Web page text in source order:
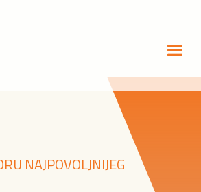
NAJPOVOLJNIJEG